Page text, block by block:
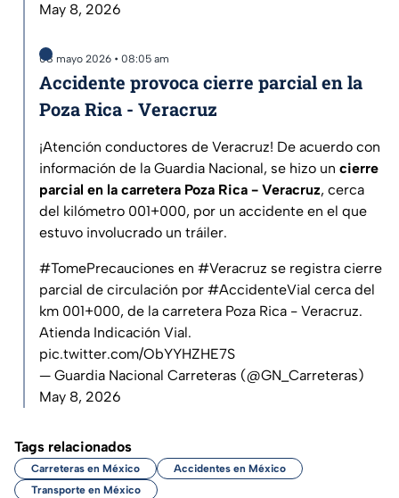
May 8, 2026
08 mayo 2026 • 08:05 am
Accidente provoca cierre parcial en la
Poza Rica - Veracruz
¡Atención conductores de Veracruz! De acuerdo con
información de la Guardia Nacional, se hizo un cierre
parcial en la carretera Poza Rica - Veracruz, cerca
del kilómetro 001+000, por un accidente en el que
estuvo involucrado un tráiler.
#TomePrecauciones en #Veracruz se registra cierre
parcial de circulación por #AccidenteVial cerca del
km 001+000, de la carretera Poza Rica - Veracruz.
Atienda Indicación Vial.
pic.twitter.com/ObYYHZHE7S
— Guardia Nacional Carreteras (@GN_Carreteras)
May 8, 2026
Tags relacionados
Carreteras en México
Accidentes en México
Transporte en México